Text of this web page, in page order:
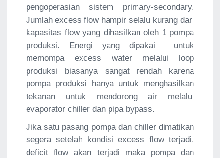
pengoperasian sistem primary-secondary.
Jumlah excess flow hampir selalu kurang dari
kapasitas flow yang dihasilkan oleh 1 pompa
produksi. Energi yang dipakai untuk
memompa excess water melalui loop
produksi biasanya sangat rendah karena
pompa produksi hanya untuk menghasilkan
tekanan untuk mendorong air melalui
evaporator chiller dan pipa bypass.
Jika satu pasang pompa dan chiller dimatikan
segera setelah kondisi excess flow terjadi,
deficit flow akan terjadi maka pompa dan